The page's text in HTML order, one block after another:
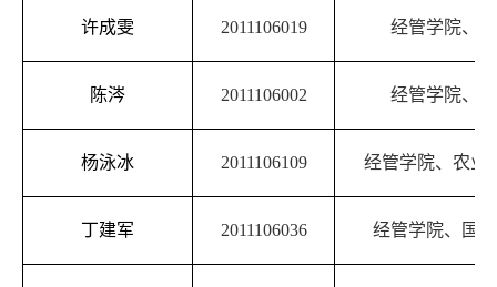
许成雯 2011106019 经管学院、
陈涔 2011106002 经管学院、
杨泳冰 2011106109 经管学院、农业
丁建军 2011106036 经管学院、国